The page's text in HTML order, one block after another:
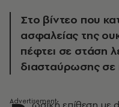
Στο βίντεο που
ασφαλείας της
πέφτει σε στάση
διασταύρωσης σε